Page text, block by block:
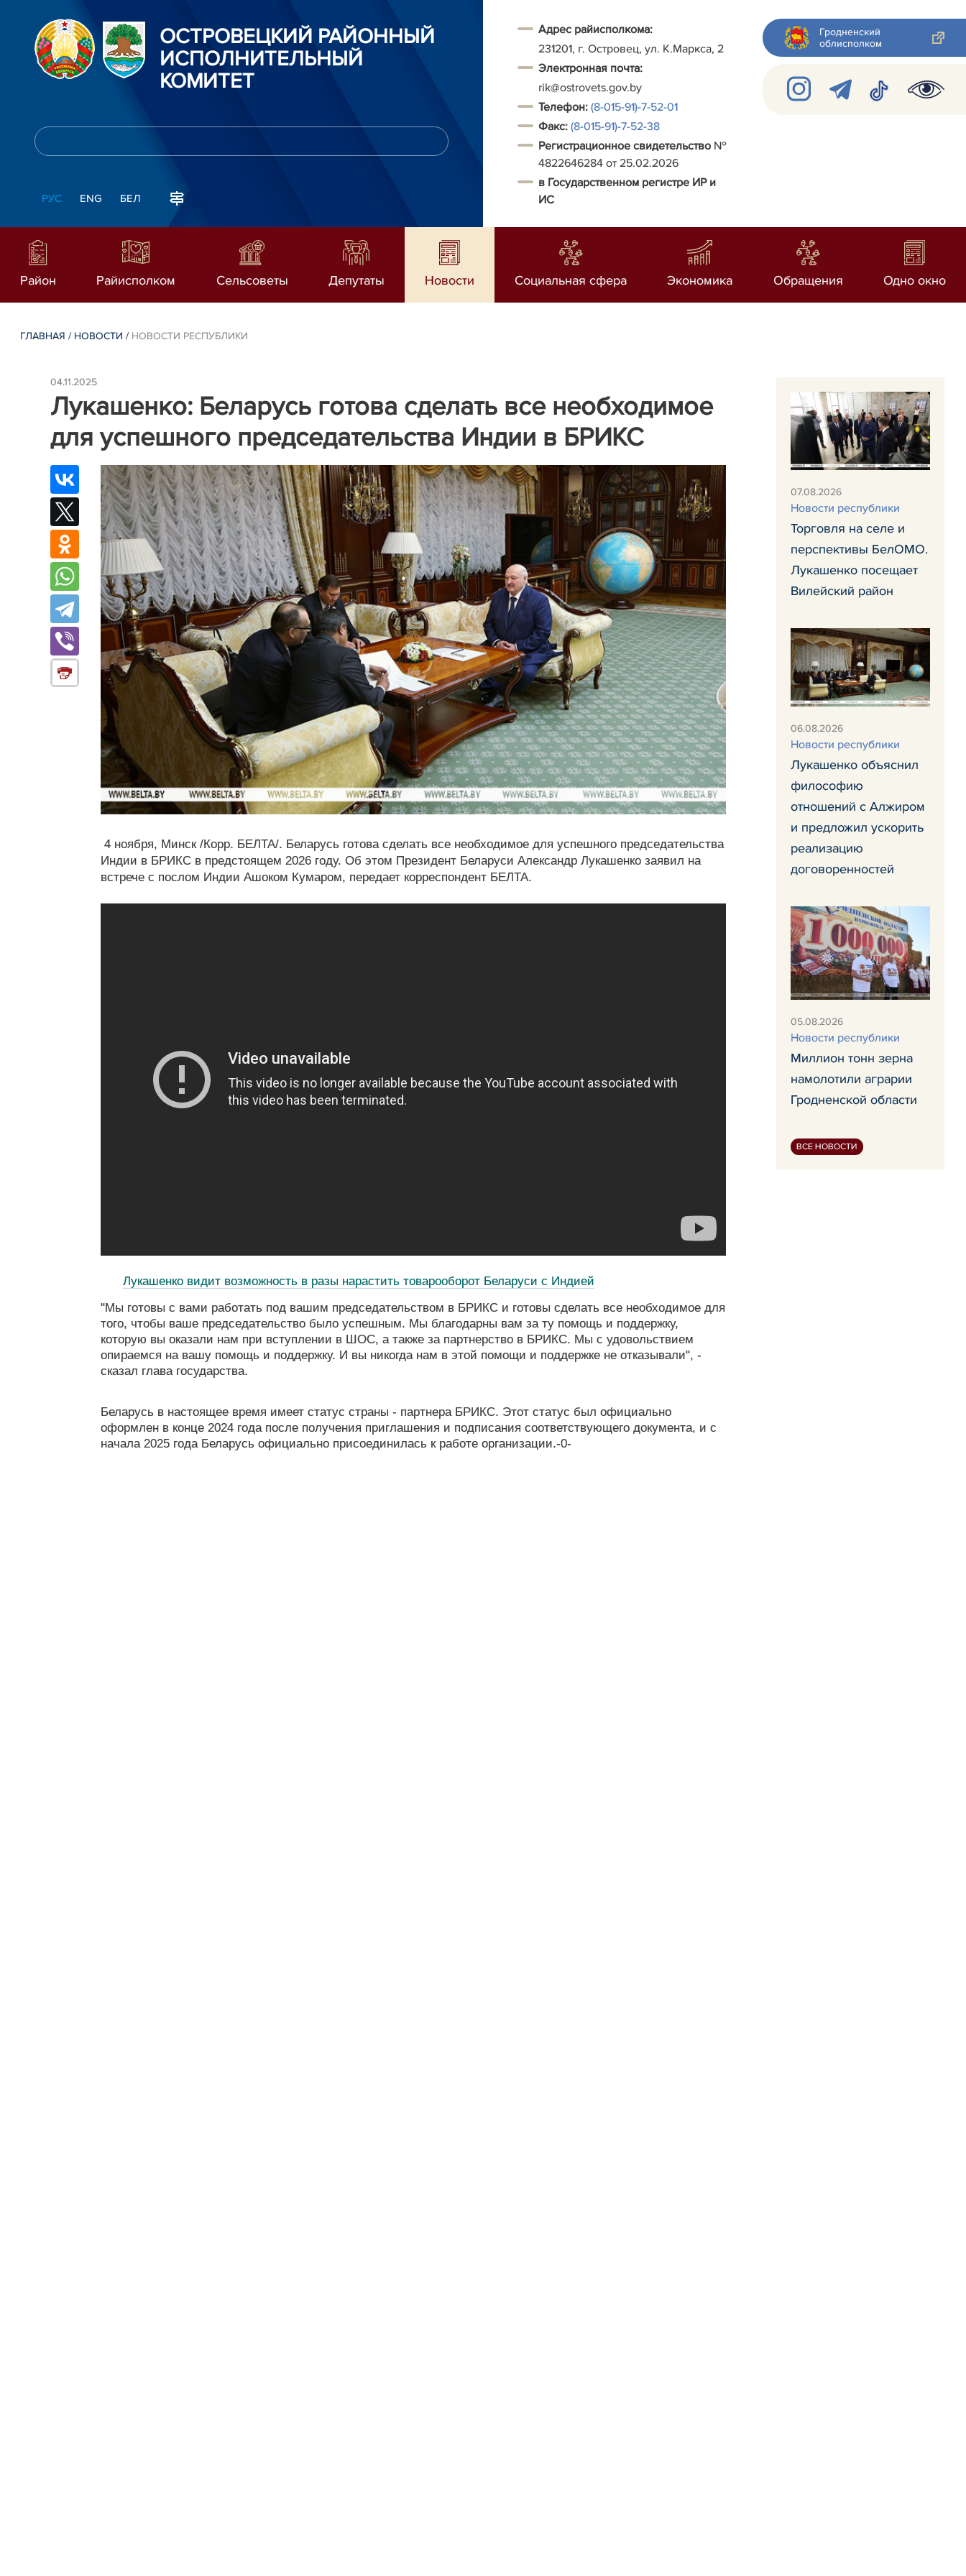
ОСТРОВЕЦКИЙ РАЙОННЫЙ
ИСПОЛНИТЕЛЬНЫЙ
КОМИТЕТ
РУС ENG БЕЛ
Адрес райисполкома:
231201, г. Островец, ул. К.Маркса, 2
Электронная почта:
rik@ostrovets.gov.by
Телефон: (8-015-91)-7-52-01
Факс: (8-015-91)-7-52-38
Регистрационное свидетельство №
4822646284 от 25.02.2026
в Государственном регистре ИР и
ИС
Гродненский
облисполком
Район Райисполком Сельсоветы Депутаты Новости Социальная сфера Экономика Обращения Одно окно
ГЛАВНАЯ / НОВОСТИ / НОВОСТИ РЕСПУБЛИКИ
04.11.2025
Лукашенко: Беларусь готова сделать все необходимое
для успешного председательства Индии в БРИКС
4 ноября, Минск /Корр. БЕЛТА/. Беларусь готова сделать все необходимое для успешного председательства
Индии в БРИКС в предстоящем 2026 году. Об этом Президент Беларуси Александр Лукашенко заявил на
встрече с послом Индии Ашоком Кумаром, передает корреспондент БЕЛТА.
Лукашенко видит возможность в разы нарастить товарооборот Беларуси с Индией
"Мы готовы с вами работать под вашим председательством в БРИКС и готовы сделать все необходимое для
того, чтобы ваше председательство было успешным. Мы благодарны вам за ту помощь и поддержку,
которую вы оказали нам при вступлении в ШОС, а также за партнерство в БРИКС. Мы с удовольствием
опираемся на вашу помощь и поддержку. И вы никогда нам в этой помощи и поддержке не отказывали", -
сказал глава государства.
Беларусь в настоящее время имеет статус страны - партнера БРИКС. Этот статус был официально
оформлен в конце 2024 года после получения приглашения и подписания соответствующего документа, и с
начала 2025 года Беларусь официально присоединилась к работе организации.-0-
07.08.2026
Новости республики
Торговля на селе и
перспективы БелОМО.
Лукашенко посещает
Вилейский район
06.08.2026
Новости республики
Лукашенко объяснил
философию
отношений с Алжиром
и предложил ускорить
реализацию
договоренностей
05.08.2026
Новости республики
Миллион тонн зерна
намолотили аграрии
Гродненской области
ВСЕ НОВОСТИ